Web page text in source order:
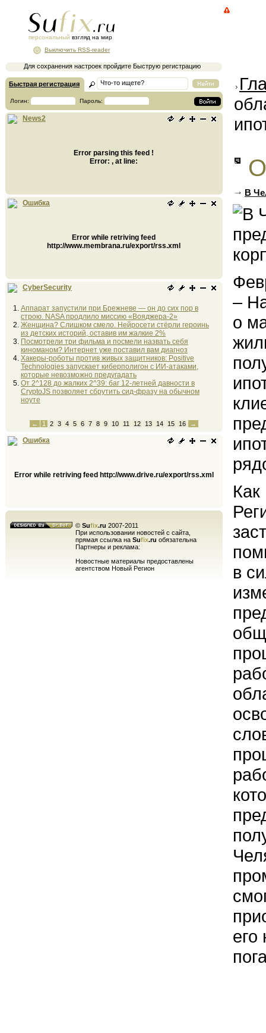
персональный взгляд на мир
Для сохранения настроек пройдите Быструю регистрацию
Выключить RSS-reader
Быстрая регистрация
Логин: Пароль:
News2
Error parsing this feed !
Error: , at line:
Ошибка
Error while retriving feed
http://www.membrana.ru/export/rss.xml
CyberSecurity
Аппарат запустили при Брежневе — он до сих пор в
строю. NASA продлило миссию «Вояджера-2»
Женщина? Слишком смело. Нейросети стёрли героинь
из детских историй, оставив им жалкие 2%
Посмотрели три фильма и посмели назвать себя
киноманом? Интернет уже поставил вам диагноз
Хакеры-роботы против живых защитников: Positive
Technologies запускает киберполигон с ИИ-атаками,
которые невозможно предугадать
От 2^128 до жалких 2^39: баг 12-летней давности в
CryptoJS позволяет сбрутить сид-фразу на обычном
ноуте
← 1 2 3 4 5 6 7 8 9 10 11 12 13 14 15 16 →
Ошибка
Error while retriving feed http://www.drive.ru/export/rss.xml
© Sufix.ru 2007-2011
При использовании новостей с сайта,
прямая ссылка на Sufix.ru обязательна
Партнеры и реклама:
Новостные материалы предоставлены
агентством Новый Регион
В
–
о
Как
в
его